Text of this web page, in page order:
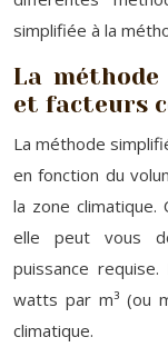
simplifiée à la
La
et facteurs
La méthode
en fonction du
la zone
elle peut vous
puissance
watts par m³ (ou
climatique.